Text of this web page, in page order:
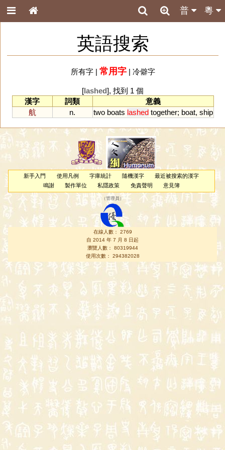
粵
普
英語搜索
所有字| 常用字| 冷僻字
[lashed], 找到 1 個
漢字
詞類
意義
航
n. two boats lashed together; boat, ship
新手入門 使用凡例 字庫統計 隨機漢字
最近被搜索的漢字
鳴謝
製作單位 私隱政策 免責聲明 意見簿
（管理員 ）
在線人數： 2769
自 2014 年 7 月 8 日起
瀏覽人數： 80319944
使用次數： 294382028